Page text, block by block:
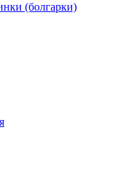
(болгарки)